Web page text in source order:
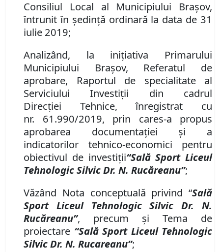
Consiliul Local al Municipiului Brașov,
întrunit în ședință ordinară la data de 31
iulie 2019;
Analizând, la iniţiativa Primarului
Municipiului Braşov, Referatul de
aprobare, Raportul de specialitate al
Serviciului Investiții din cadrul
Direcţiei Tehnice, înregistrat cu
nr. 61.990/2019, prin cares-a propus
aprobarea documentației şi a
indicatorilor tehnico-economici pentru
obiectivul de investiții“Sală Sport Liceul
Tehnologic Silvic Dr. N. Rucăreanu”;
Văzând Nota conceptuală privind “Sală
Sport Liceul Tehnologic Silvic Dr. N.
Rucăreanu”, precum şi Tema de
proiectare “Sală Sport Liceul Tehnologic
Silvic Dr. N. Rucareanu”;